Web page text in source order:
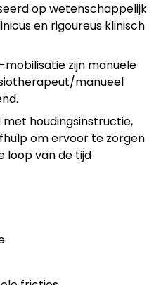
op wetenschappelijk
en rigoureus klinisch
zijn manuele
manueel
houdingsinstructie,
om ervoor te zorgen
loop van de tijd